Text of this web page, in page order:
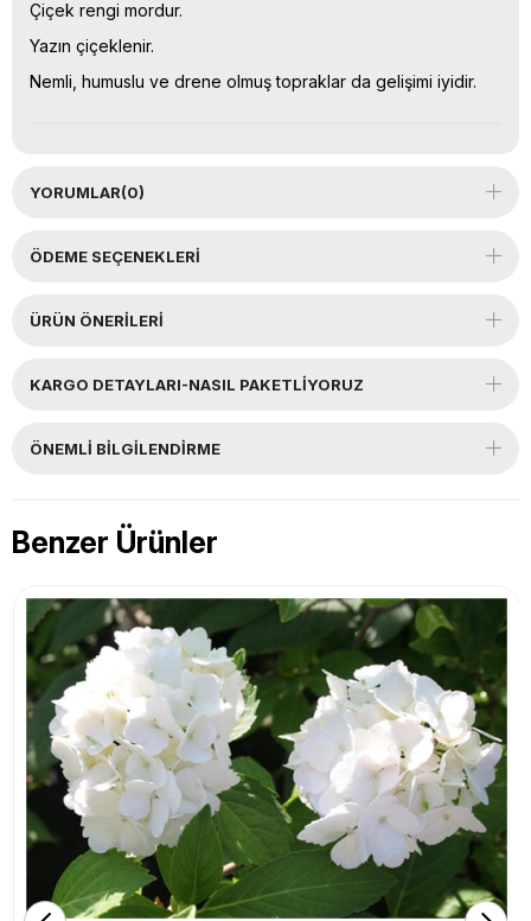
Çiçek rengi mordur.
Yazın çiçeklenir.
Nemli, humuslu ve drene olmuş topraklar da gelişimi iyidir.
YORUMLAR(0)
ÖDEME SEÇENEKLERI
ÜRÜN ÖNERILERI
KARGO DETAYLARI-NASIL PAKETLİYORUZ
ÖNEMLI BILGILENDIRME
Benzer Ürünler